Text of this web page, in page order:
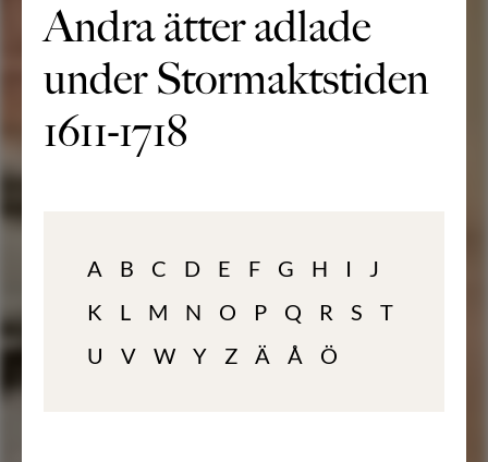
Andra ätter adlade
under Stormaktstiden
1611-1718
A B C D E F G H I
J
K
L M N O P Q R S
T
U
V W Y Z Ä Å Ö